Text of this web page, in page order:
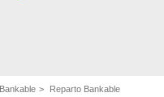
Bankable Reparto Bankable